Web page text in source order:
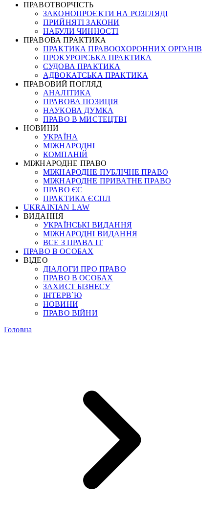
ПРАВОТВОРЧІСТЬ
ЗАКОНОПРОЄКТИ НА РОЗГЛЯДІ
ПРИЙНЯТІ ЗАКОНИ
НАБУЛИ ЧИННОСТІ
ПРАВОВА ПРАКТИКА
ПРАКТИКА ПРАВООХОРОННИХ ОРГАНІВ
ПРОКУРОРСЬКА ПРАКТИКА
СУДОВА ПРАКТИКА
АДВОКАТСЬКА ПРАКТИКА
ПРАВОВИЙ ПОГЛЯД
АНАЛІТИКА
ПРАВОВА ПОЗИЦІЯ
НАУКОВА ДУМКА
ПРАВО В МИСТЕЦТВІ
НОВИНИ
УКРАЇНА
МІЖНАРОДНІ
КОМПАНІЙ
МІЖНАРОДНЕ ПРАВО
МІЖНАРОДНЕ ПУБЛІЧНЕ ПРАВО
МІЖНАРОДНЕ ПРИВАТНЕ ПРАВО
ПРАВО ЄС
ПРАКТИКА ЄСПЛ
UKRAINIAN LAW
ВИДАННЯ
УКРАЇНСЬКІ ВИДАННЯ
МІЖНАРОДНІ ВИДАННЯ
ВСЕ З ПРАВА ІТ
ПРАВО В ОСОБАХ
ВІДЕО
ДІАЛОГИ ПРО ПРАВО
ПРАВО В ОСОБАХ
ЗАХИСТ БІЗНЕСУ
ІНТЕРВ`Ю
НОВИНИ
ПРАВО ВІЙНИ
Головна